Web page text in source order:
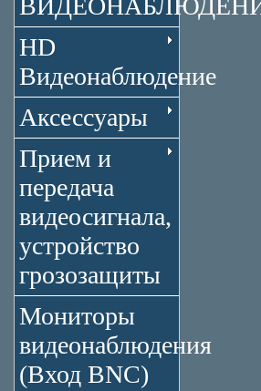
HD
Видеонаблюдение
Аксессуары
Прием и
передача
видеосигнала,
устройство
грозозащиты
Мониторы
видеонаблюдения
(Вход BNC)